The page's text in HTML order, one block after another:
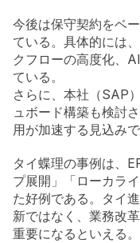
今後は保守契約をベ
ている。具体的には
クフローの高度化、
ている。
さらに、本社（SAP
ュボード構築も検討
用が加速する見込みで
タイ蝶理の事例は、
プ展開」「ローカラ
た好例である。タイ
新ではなく、業務改
重要になるといえる。